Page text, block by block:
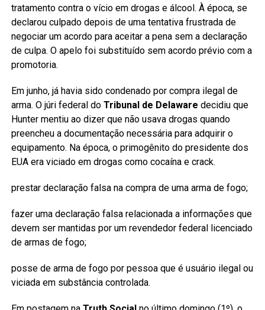
tratamento contra o vício em drogas e álcool. À época, se
declarou culpado depois de uma tentativa frustrada de
negociar um acordo para aceitar a pena sem a declaração
de culpa. O apelo foi substituído sem acordo prévio com a
promotoria.
Em junho, já havia sido condenado por compra ilegal de
arma. O júri federal do Tribunal de Delaware decidiu que
Hunter mentiu ao dizer que não usava drogas quando
preencheu a documentação necessária para adquirir o
equipamento. Na época, o primogênito do presidente dos
EUA era viciado em drogas como cocaína e crack.
prestar declaração falsa na compra de uma arma de fogo;
fazer uma declaração falsa relacionada a informações que
devem ser mantidas por um revendedor federal licenciado
de armas de fogo;
posse de arma de fogo por pessoa que é usuário ilegal ou
viciada em substância controlada.